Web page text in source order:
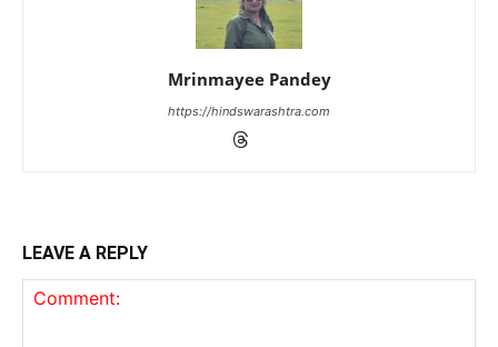
Mrinmayee Pandey
https://hindswarashtra.com
LEAVE A REPLY